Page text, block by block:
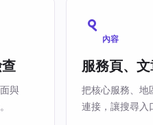
與
內容
服務頁、
把核心服務、地
連接，讓搜尋入